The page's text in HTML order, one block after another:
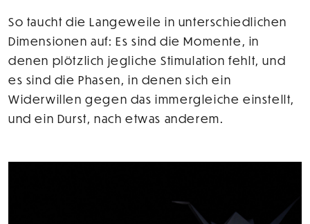
So taucht die Langeweile in unterschiedlichen
Dimensionen auf: Es sind die Momente, in
denen plötzlich jegliche Stimulation fehlt, und
es sind die Phasen, in denen sich ein
Widerwillen gegen das immergleiche einstellt,
und ein Durst, nach etwas anderem.